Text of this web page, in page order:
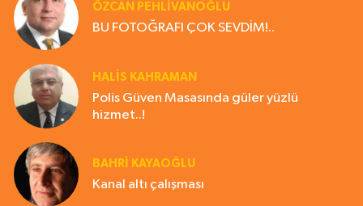
ÖZCAN PEHLİVANOĞLU
BU FOTOĞRAFI ÇOK SEVDİM!..
HALIS KAHRAMAN
Polis Güven Masasında güler yüzlü
hizmet..!
BAHRI KAYAOĞLU
Kanal altı çalışması